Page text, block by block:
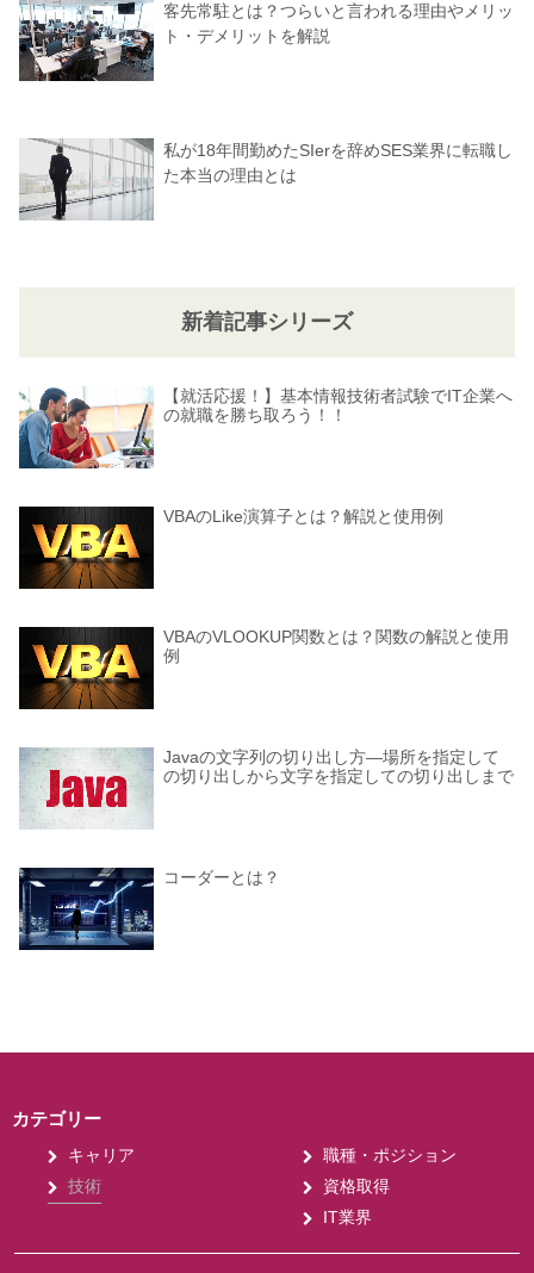
客先常駐とは？つらいと言われる理由やメリッ
ト・デメリットを解説
私が18年間勤めたSIerを辞めSES業界に転職し
た本当の理由とは
新着記事シリーズ
【就活応援！】基本情報技術者試験でIT企業へ
の就職を勝ち取ろう！！
VBAのLike演算子とは？解説と使用例
VBAのVLOOKUP関数とは？関数の解説と使用
例
Javaの文字列の切り出し方―場所を指定して
の切り出しから文字を指定しての切り出しまで
コーダーとは？
カテゴリー
キャリア
職種・ポジション
技術
資格取得
IT業界